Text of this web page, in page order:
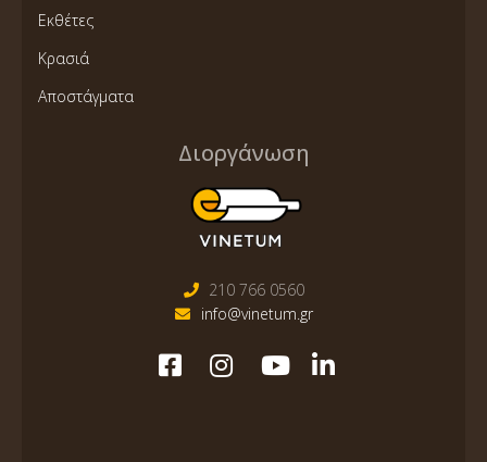
Εκθέτες
Κρασιά
Αποστάγματα
Διοργάνωση
210 766 0560
info@vinetum.gr